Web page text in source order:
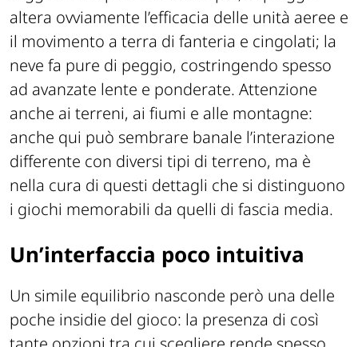
altera ovviamente l’efficacia delle unità aeree e
il movimento a terra di fanteria e cingolati; la
neve fa pure di peggio, costringendo spesso
ad avanzate lente e ponderate. Attenzione
anche ai terreni, ai fiumi e alle montagne:
anche qui può sembrare banale l’interazione
differente con diversi tipi di terreno, ma è
nella cura di questi dettagli che si distinguono
i giochi memorabili da quelli di fascia media.
Un’interfaccia poco intuitiva
Un simile equilibrio nasconde però una delle
poche insidie del gioco: la presenza di così